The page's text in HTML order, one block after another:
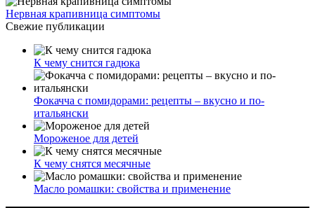
Нервная крапивница симптомы
Свежие публикации
К чему снится гадюка
Фокачча с помидорами: рецепты – вкусно и по-
итальянски
Мороженое для детей
К чему снятся месячные
Масло ромашки: свойства и применение